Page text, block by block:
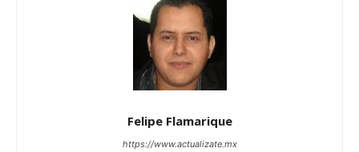
Felipe Flamarique
https://www.actualizate.mx